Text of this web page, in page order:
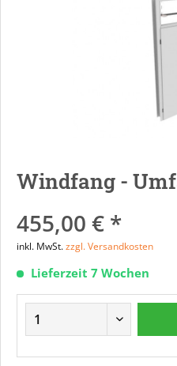
Windfang -
455,00 € *
inkl. MwSt.zzgl. Versandkosten
Lieferzeit 7 Wochen